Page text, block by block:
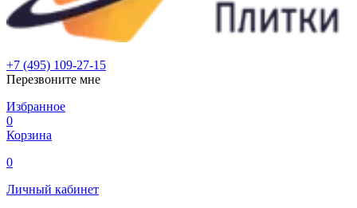
+7 (495) 109-27-15
Перезвоните мне
Избранное
0
Корзина
0
Личный кабинет